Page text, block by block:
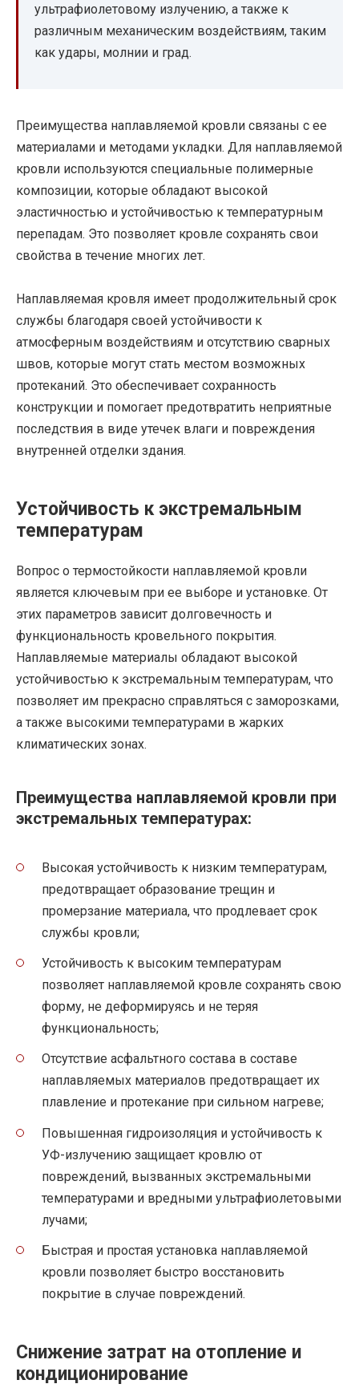
ультрафиолетовому излучению, а также к
различным механическим воздействиям, таким
как удары, молнии и град.
Преимущества наплавляемой кровли связаны с ее
материалами и методами укладки. Для наплавляемой
кровли используются специальные полимерные
композиции, которые обладают высокой
эластичностью и устойчивостью к температурным
перепадам. Это позволяет кровле сохранять свои
свойства в течение многих лет.
Наплавляемая кровля имеет продолжительный срок
службы благодаря своей устойчивости к
атмосферным воздействиям и отсутствию сварных
швов, которые могут стать местом возможных
протеканий. Это обеспечивает сохранность
конструкции и помогает предотвратить неприятные
последствия в виде утечек влаги и повреждения
внутренней отделки здания.
Устойчивость к экстремальным
температурам
Вопрос о термостойкости наплавляемой кровли
является ключевым при ее выборе и установке. От
этих параметров зависит долговечность и
функциональность кровельного покрытия.
Наплавляемые материалы обладают высокой
устойчивостью к экстремальным температурам, что
позволяет им прекрасно справляться с заморозками,
а также высокими температурами в жарких
климатических зонах.
Преимущества наплавляемой кровли при
экстремальных температурах:
Высокая устойчивость к низким температурам,
предотвращает образование трещин и
промерзание материала, что продлевает срок
службы кровли;
Устойчивость к высоким температурам
позволяет наплавляемой кровле сохранять свою
форму, не деформируясь и не теряя
функциональность;
Отсутствие асфальтного состава в составе
наплавляемых материалов предотвращает их
плавление и протекание при сильном нагреве;
Повышенная гидроизоляция и устойчивость к
УФ-излучению защищает кровлю от
повреждений, вызванных экстремальными
температурами и вредными ультрафиолетовыми
лучами;
Быстрая и простая установка наплавляемой
кровли позволяет быстро восстановить
покрытие в случае повреждений.
Снижение затрат на отопление и
кондиционирование